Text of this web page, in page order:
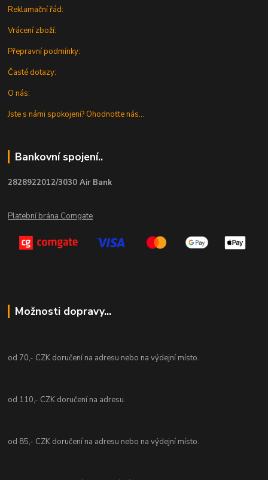
Reklamační řád:
Vrácení zboží:
Přepravní podmínky:
Časté dotazy:
O nás:
Jste s námi spokojeni? Ohodnoťte nás...
Bankovní spojení..
2828922012/3030 Air Bank
Platební brána Comgate
Možnosti dopravy...
od 70,- CZK doručení na adresu nebo na výdejní místo.
od 110,- CZK doručení na adresu.
od 85,- CZK doručení na adresu nebo na výdejní místo.